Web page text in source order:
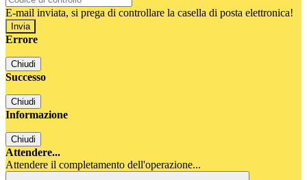
E-mail inviata, si prega di controllare la casella di posta elettronica!
Errore
Chiudi
Successo
Chiudi
Informazione
Chiudi
Attendere...
Attendere il completamento dell'operazione...